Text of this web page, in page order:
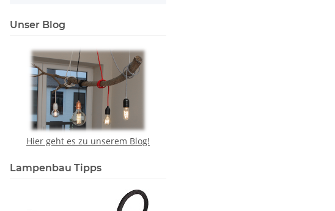
Unser Blog
Hier geht es zu unserem Blog!
Lampenbau Tipps